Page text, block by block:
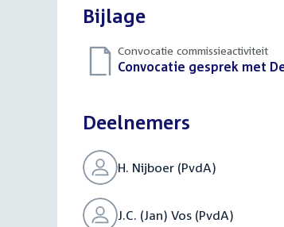
Bijlage
Convocatie commissieactiviteit
Download
Convocatie gesprek met
Deelnemers
H. Nijboer (PvdA)
J.C. (Jan) Vos (PvdA)